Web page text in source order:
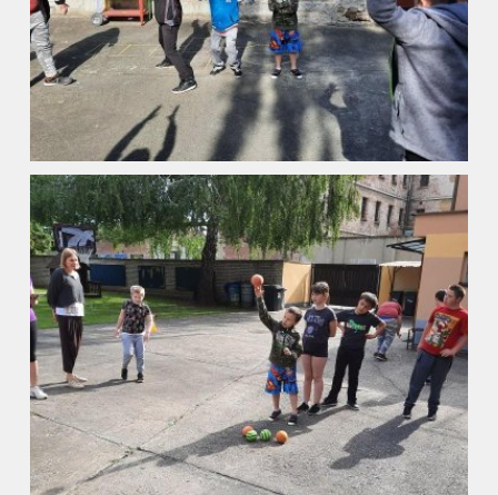
ZŠ a MŠ při nemocnici
Školní družina
Fotogalerie
Kalendář akcí
Aktuality
Kontakty